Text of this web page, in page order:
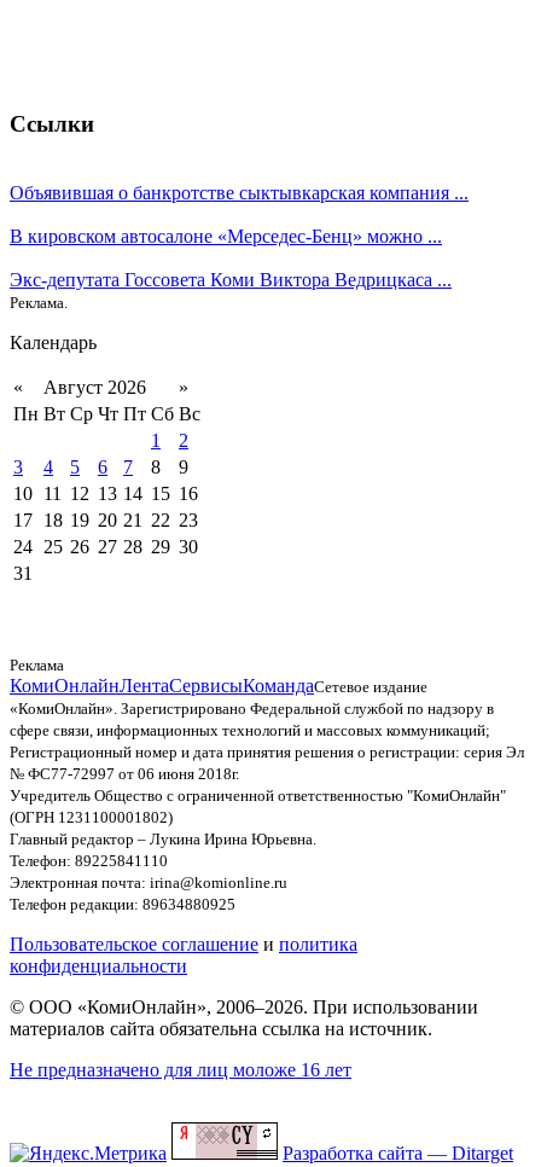
Ссылки
Объявившая о банкротстве сыктывкарская компания ...
В кировском автосалоне «Мерседес-Бенц» можно ...
Экс-депутата Госсовета Коми Виктора Ведрицкаса ...
Реклама.
Календарь
« Август 2026
»
Пн Вт Ср Чт Пт Сб Вс
1
2
3
4 5 6 7 8
9
10 11 12 13 14 15 16
17 18 19 20 21 22 23
24 25 26 27 28 29 30
31
Реклама
КомиОнлайнЛентаСервисыКомандаСетевое издание
«КомиОнлайн». Зарегистрировано Федеральной службой по надзору в
сфере связи, информационных технологий и массовых коммуникаций;
Регистрационный номер и дата принятия решения о регистрации: серия Эл
№ ФС77-72997 от 06 июня 2018г.
Учредитель Общество с ограниченной ответственностью "КомиОнлайн"
(ОГРН 1231100001802)
Главный редактор – Лукина Ирина Юрьевна.
Телефон: 89225841110
Электронная почта: irina@komionline.ru
Телефон редакции: 89634880925
Пользовательское соглашение и политика
конфиденциальности
© ООО «КомиОнлайн», 2006–2026. При использовании
материалов сайта обязательна ссылка на источник.
Не предназначено для лиц моложе 16 лет
Разработка сайта — Ditarget